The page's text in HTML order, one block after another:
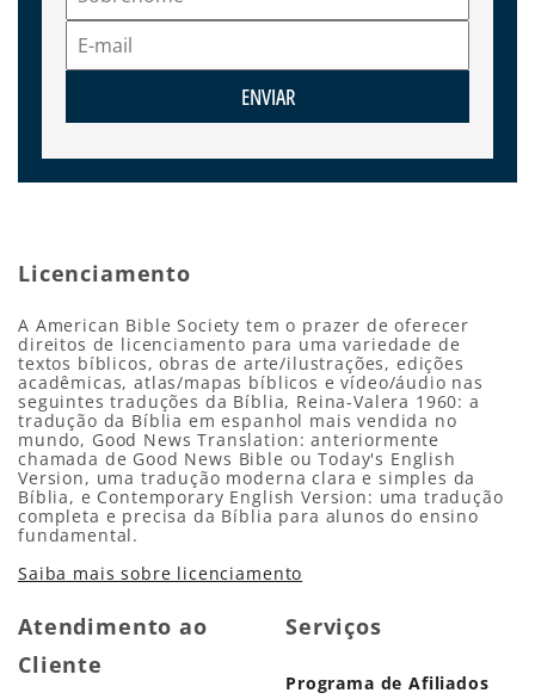
ENVIAR
Licenciamento
A American Bible Society tem o prazer de oferecer
direitos de licenciamento para uma variedade de
textos bíblicos, obras de arte/ilustrações, edições
acadêmicas, atlas/mapas bíblicos e vídeo/áudio nas
seguintes traduções da Bíblia, Reina-Valera 1960: a
tradução da Bíblia em espanhol mais vendida no
mundo, Good News Translation: anteriormente
chamada de Good News Bible ou Today's English
Version, uma tradução moderna clara e simples da
Bíblia, e Contemporary English Version: uma tradução
completa e precisa da Bíblia para alunos do ensino
fundamental.
Saiba mais sobre licenciamento
Atendimento ao
Cliente
Serviços
Programa de Afiliados